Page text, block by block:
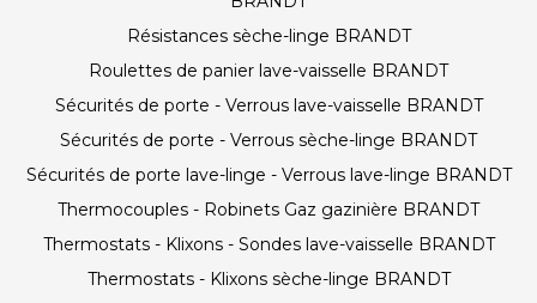
Résistances sèche-linge BRANDT
Roulettes de panier lave-vaisselle BRANDT
Sécurités de porte - Verrous lave-vaisselle BRANDT
Sécurités de porte - Verrous sèche-linge BRANDT
Sécurités de porte lave-linge - Verrous lave-linge BRANDT
Thermocouples - Robinets Gaz gazinière BRANDT
Thermostats - Klixons - Sondes lave-vaisselle BRANDT
Thermostats - Klixons sèche-linge BRANDT